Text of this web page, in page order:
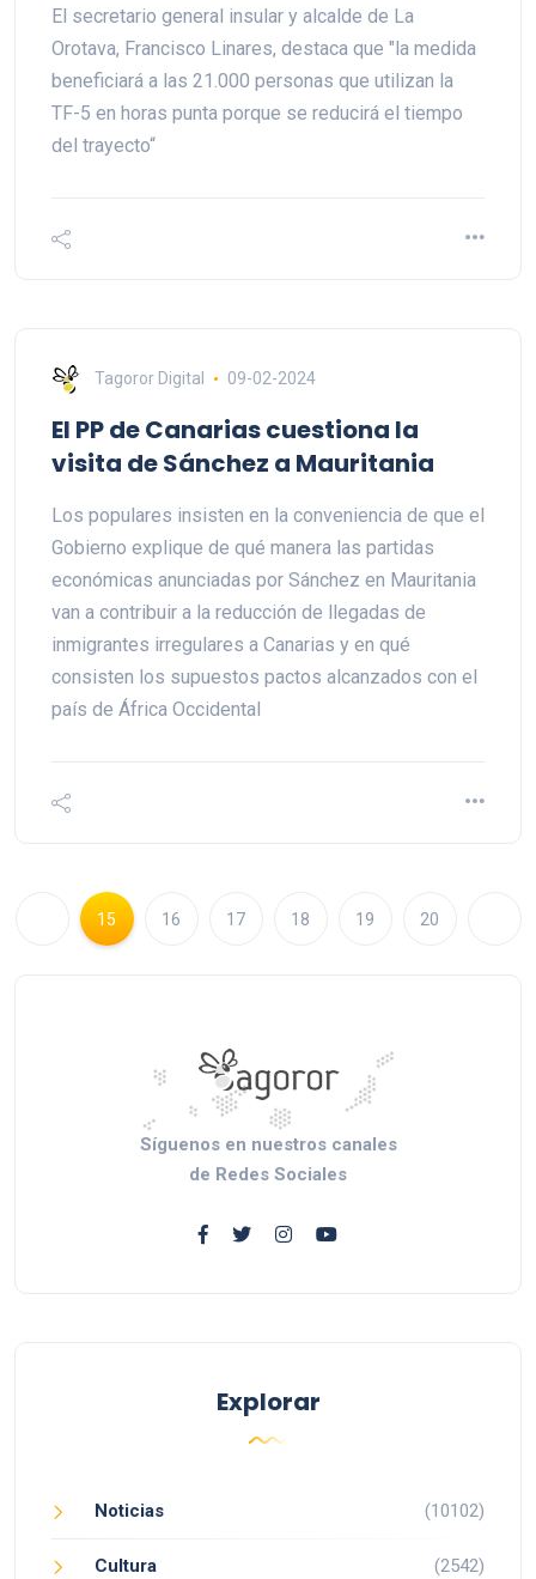
El secretario general insular y alcalde de La
Orotava, Francisco Linares, destaca que "la medida
beneficiará a las 21.000 personas que utilizan la
TF-5 en horas punta porque se reducirá el tiempo
del trayecto“
Tagoror Digital 09-02-2024
El PP de Canarias cuestiona la
visita de Sánchez a Mauritania
Los populares insisten en la conveniencia de que el
Gobierno explique de qué manera las partidas
económicas anunciadas por Sánchez en Mauritania
van a contribuir a la reducción de llegadas de
inmigrantes irregulares a Canarias y en qué
consisten los supuestos pactos alcanzados con el
país de África Occidental
15 16 17 18 19 20
Síguenos en nuestros canales
de Redes Sociales
Explorar
Noticias (10102)
Cultura (2542)